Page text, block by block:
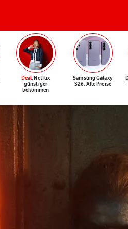
Deal: Netflix
günstiger
bekommen
Samsung Galaxy
S26: Alle Preise